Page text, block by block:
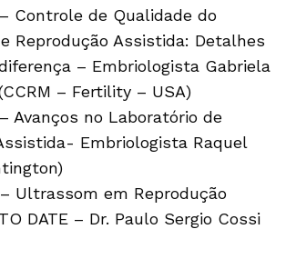
– Controle de Qualidade do
Reprodução Assistida: Detalhes
– Embriologista Gabriela
– Fertility – USA)
Avanços no Laboratório de
Embriologista Raquel
– Ultrassom em Reprodução
DATE – Dr. Paulo Sergio Cossi